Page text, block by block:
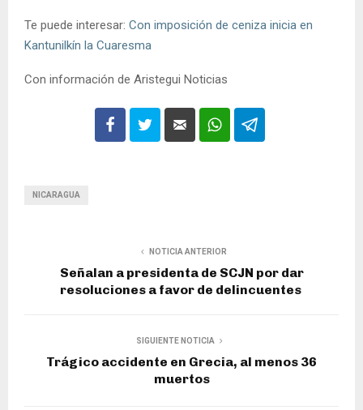
Te puede interesar: Con imposición de ceniza inicia en
Kantunilkín la Cuaresma
Con información de Aristegui Noticias
NICARAGUA
NOTICIA ANTERIOR
Señalan a presidenta de SCJN por dar
resoluciones a favor de delincuentes
SIGUIENTE NOTICIA
Trágico accidente en Grecia, al menos 36
muertos